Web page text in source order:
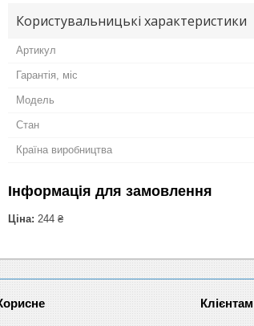
Користувальницькі характеристики
Артикул
Гарантія, міс
Мoдель
Стан
Країна виробництва
Інформація для замовлення
Ціна: 244 ₴
Клієнтам